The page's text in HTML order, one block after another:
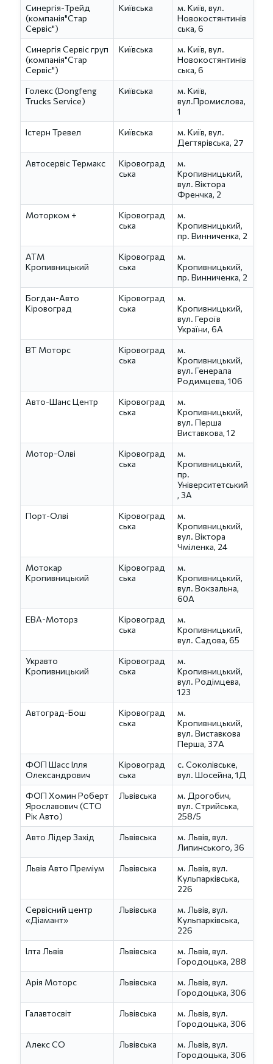
Синергія-Трейд
(компанія"Стар
Сервіс")
Київська
м. Київ, вул.
Новокостянтинів
ська, 6
Синергія Сервіс груп
(компанія"Стар
Сервіс")
Київська
м. Київ, вул.
Новокостянтинів
ська, 6
Голекс (Dongfeng
Trucks Service)
Київська
м. Київ,
вул.Промислова,
1
Істерн Тревел
Київська
м. Київ, вул.
Дегтярівська, 27
Автосервіс Термакс
Кіровоград
ська
м.
Кропивницький,
вул. Віктора
Френчка, 2
Моторком +
Кіровоград
ська
м.
Кропивницький,
пр. Винниченка, 2
АТМ
Кропивницький
Кіровоград
ська
м.
Кропивницький,
пр. Винниченка, 2
Богдан-Авто
Кіровоград
Кіровоград
ська
м.
Кропивницький,
вул. Героїв
України, 6А
ВТ Моторс
Кіровоград
ська
м.
Кропивницький,
вул. Генерала
Родимцева, 106
Авто-Шанс Центр
Кіровоград
ська
м.
Кропивницький,
вул. Перша
Виставкова, 12
Мотор-Олві
Кіровоград
ська
м.
Кропивницький,
пр.
Університетський
, 3А
Порт-Олві
Кіровоград
ська
м.
Кропивницький,
вул. Віктора
Чміленка, 24
Мотокар
Кропивницький
Кіровоград
ська
м.
Кропивницький,
вул. Вокзальна,
60А
ЕВА-Моторз
Кіровоград
ська
м.
Кропивницький,
вул. Садова, 65
Укравто
Кропивницький
Кіровоград
ська
м.
Кропивницький,
вул. Родімцева,
123
Автоград-Бош
Кіровоград
ська
м.
Кропивницький,
вул. Виставкова
Перша, 37А
ФОП Шасс Ілля
Олександрович
Кіровоград
ська
с. Соколівське,
вул. Шосейна, 1Д
ФОП Хомин Роберт
Ярославович (СТО
Рік Авто)
Львівська
м. Дрогобич,
вул. Стрийська,
258/5
Авто Лідер Захід
Львівська
м. Львів, вул.
Липинського, 36
Львів Авто Преміум
Львівська
м. Львів, вул.
Кульпарківська,
226
Сервісний центр
«Діамант»
Львівська
м. Львів, вул.
Кульпарківська,
226
Ілта Львів
Львівська
м. Львів, вул.
Городоцька, 288
Арія Моторс
Львівська
м. Львів, вул.
Городоцька, 306
Галавтосвіт
Львівська
м. Львів, вул.
Городоцька, 306
Алекс СО
Львівська
м. Львів, вул.
Городоцька, 306